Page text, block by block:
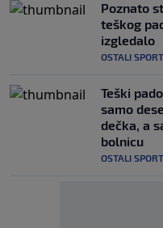
Poznato
teškog
izgledalo
OSTALI
Teški
samo
dečka, a
bolnicu
OSTALI